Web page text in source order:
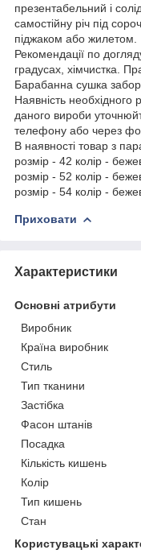
презентабельний і
самостійну річ під
піджаком або жилетом.
Рекомендації по
градусах, хімчистка.
Барабанна сушка
Наявність необхідного
даного вироби
телефону або через
В наявності товар з
розмір - 42 колір -
розмір - 52 колір -
розмір - 54 колір -
Приховати
Характеристики
Основні атрибути
Виробник
Країна виробник
Стиль
Тип тканини
Застібка
Фасон штанів
Посадка
Кількість кишень
Колір
Тип кишень
Стан
Користувацькi